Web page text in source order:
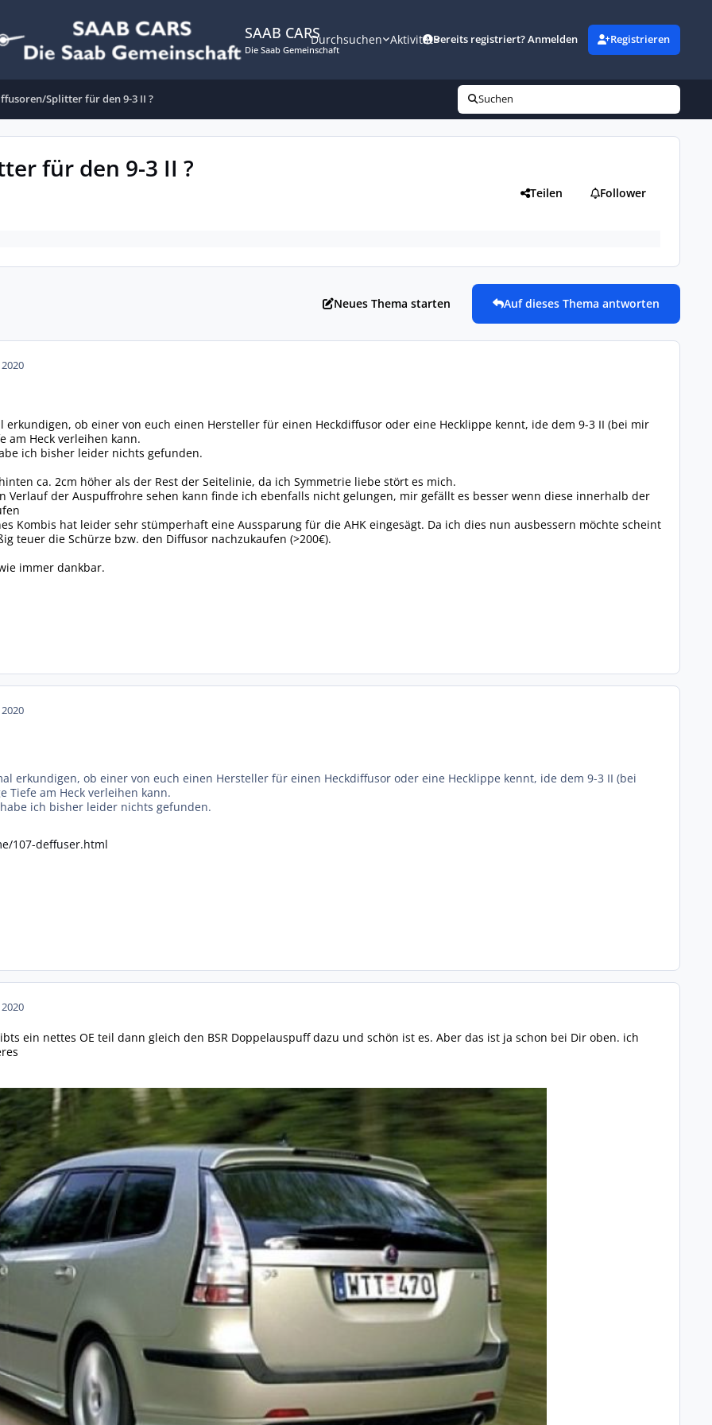
SAAB CARS
Die Saab Gemeinschaft
Durchsuchen AktivitätBereits registriert? Anmelden Registrieren
Splitter für den 9-3 II ? Suchen
für den 9-3 II ?
Teilen Follower
Neues Thema starten Auf dieses Thema antworten
erkundigen, ob einer von euch einen Hersteller für einen Heckdiffusor oder eine Hecklippe kennt, ide dem 9-3 II (bei mir
am Heck verleihen kann.
ich bisher leider nichts gefunden.
ca. 2cm höher als der Rest der Seitelinie, da ich Symmetrie liebe stört es mich.
Verlauf der Auspuffrohre sehen kann finde ich ebenfalls nicht gelungen, mir gefällt es besser wenn diese innerhalb der
Kombis hat leider sehr stümperhaft eine Aussparung für die AHK eingesägt. Da ich dies nun ausbessern möchte scheint
teuer die Schürze bzw. den Diffusor nachzukaufen (>200€).
immer dankbar.
erkundigen, ob einer von euch einen Hersteller für einen Heckdiffusor oder eine Hecklippe kennt, ide dem 9-3 II (bei
Tiefe am Heck verleihen kann.
ich bisher leider nichts gefunden.
107-deffuser.html
ein nettes OE teil dann gleich den BSR Doppelauspuff dazu und schön ist es. Aber das ist ja schon bei Dir oben. ich